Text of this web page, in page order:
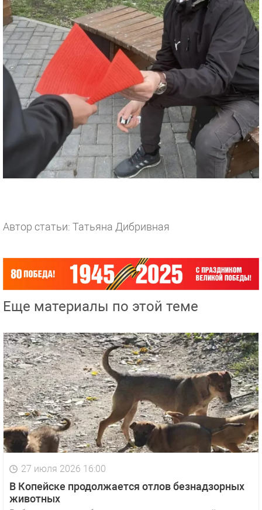
Автор статьи: Татьяна Дибривная
Еще материалы по этой теме
27 июля 2026 16:00
В Копейске продолжается отлов безнадзорных
животных